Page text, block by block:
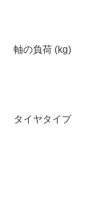
軸の負荷 (kg)
タイヤタイプ